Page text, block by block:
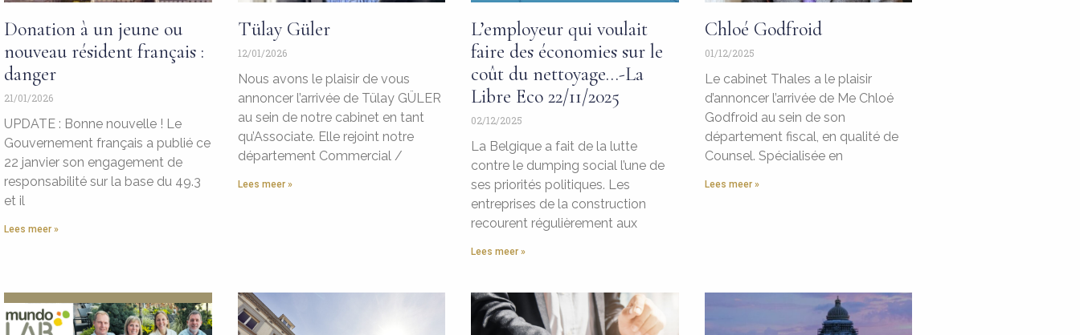
Donation à un jeune ou
nouveau résident français :
danger
21/01/2026
UPDATE : Bonne nouvelle ! Le
Gouvernement français a publié ce
22 janvier son engagement de
responsabilité sur la base du 49.3
et il
Lees meer »
Tülay Güler
12/01/2026
Nous avons le plaisir de vous
annoncer l’arrivée de Tülay GÜLER
au sein de notre cabinet en tant
qu’Associate. Elle rejoint notre
département Commercial /
Lees meer »
L’employeur qui voulait
faire des économies sur le
coût du nettoyage…-La
Libre Eco 22/11/2025
02/12/2025
La Belgique a fait de la lutte
contre le dumping social l’une de
ses priorités politiques. Les
entreprises de la construction
recourent régulièrement aux
Lees meer »
Chloé Godfroid
01/12/2025
Le cabinet Thales a le plaisir
d’annoncer l’arrivée de Me Chloé
Godfroid au sein de son
département fiscal, en qualité de
Counsel. Spécialisée en
Lees meer »